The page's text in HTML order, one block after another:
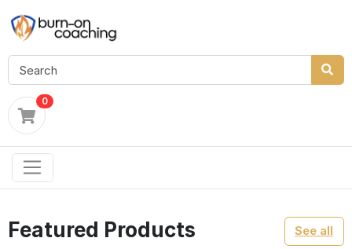
0
See all
Featured Products